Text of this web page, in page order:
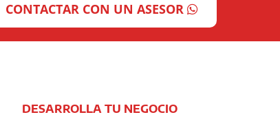
CONTACTAR CON UN ASESOR
DESARROLLA TU NEGOCIO